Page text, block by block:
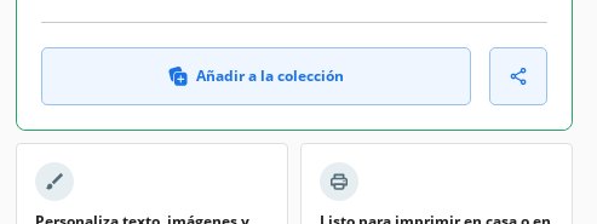
Añadir a la colección